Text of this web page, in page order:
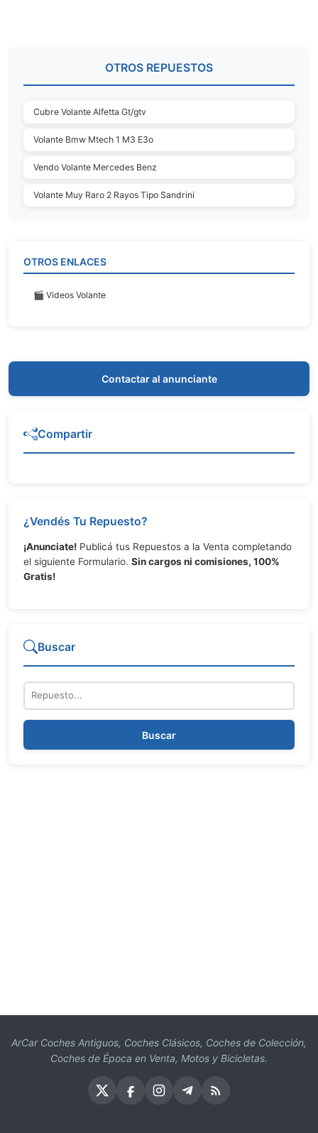
OTROS REPUESTOS
Cubre Volante Alfetta Gt/gtv
Volante Bmw Mtech 1 M3 E3o
Vendo Volante Mercedes Benz
Volante Muy Raro 2 Rayos Tipo Sandrini
OTROS ENLACES
🎬 Videos Volante
Contactar al anunciante
Compartir
¿Vendés Tu Repuesto?
¡Anunciate! Publicá tus Repuestos a la Venta completando
el siguiente Formulario. Sin cargos ni comisiones, 100%
Gratis!
Buscar
Repuesto
Buscar
ArCar Coches Antiguos, Coches Clásicos, Coches de Colección,
Coches de Época en Venta, Motos y Bicicletas.